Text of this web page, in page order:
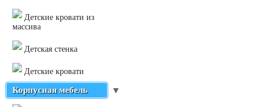
Детские кровати из
массива
Детская стенка
Детские кровати
Корпусная мебель ▼